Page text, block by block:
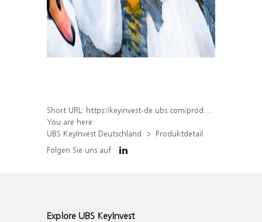
Short URL: https://keyinvest-de.ubs.com/produkt/detail/index/isin/DE000WA7DB48
You are here:
UBS KeyInvest Deutschland
Produktdetail
Folgen Sie uns auf
Explore UBS KeyInvest